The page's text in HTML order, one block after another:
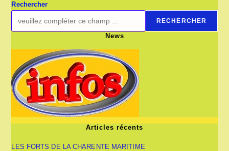
Rechercher
RECHERCHER
News
Articles récents
LES FORTS DE LA CHARENTE MARITIME